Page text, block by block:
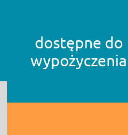
dostępne do
wypożyczenia